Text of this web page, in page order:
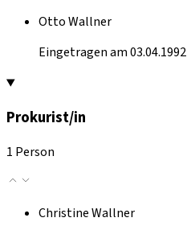
Otto Wallner
Eingetragen am 03.04.1992
Prokurist/in
1 Person
Christine Wallner